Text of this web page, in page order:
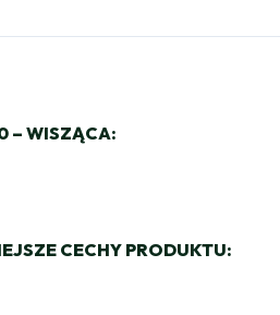
– WISZĄCA:
CECHY PRODUKTU: